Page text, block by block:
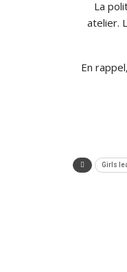
La
atelier.
En
Girls